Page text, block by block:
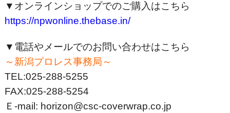
▼オンラインショップでのご購入はこちら
https://npwonline.thebase.in/
▼電話やメールでのお問い合わせはこちら
～新潟プロレス事務局～
TEL:025-288-5255
FAX:025-288-5254
Ｅ‐mail: horizon@csc-coverwrap.co.jp